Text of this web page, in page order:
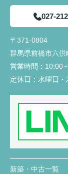
産さん
私達に
ること
ていた
つけて
だいて
ても良
夫婦
027-
〒371-0804
群馬県前橋市六
営業時間： 10:00
定休日： 水曜日・
新築・中古一覧